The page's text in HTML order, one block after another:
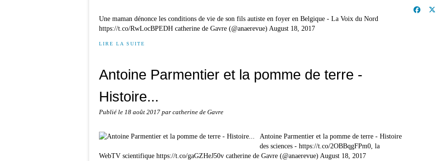
Une maman dénonce les conditions de vie de son fils autiste en foyer en Belgique - La Voix du Nord
https://t.co/RwLocBPEDH catherine de Gavre (@anaerevue) August 18, 2017
LIRE LA SUITE
Antoine Parmentier et la pomme de terre -
Histoire...
Publié le 18 août 2017 par catherine de Gavre
Antoine Parmentier et la pomme de terre - Histoire
des sciences - https://t.co/2OBBqgFPm0, la
WebTV scientifique https://t.co/gaGZHeJ50v catherine de Gavre (@anaerevue) August 18, 2017